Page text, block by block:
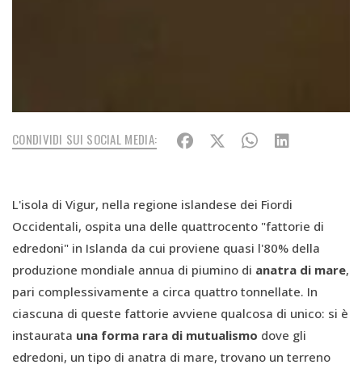
CONDIVIDI SUI SOCIAL MEDIA:
L'isola di Vigur, nella regione islandese dei Fiordi
Occidentali, ospita una delle quattrocento "fattorie di
edredoni" in Islanda da cui proviene quasi l'80% della
produzione mondiale annua di piumino di anatra di mare,
pari complessivamente a circa quattro tonnellate. In
ciascuna di queste fattorie avviene qualcosa di unico: si è
instaurata una forma rara di mutualismo dove gli
edredoni, un tipo di anatra di mare, trovano un terreno